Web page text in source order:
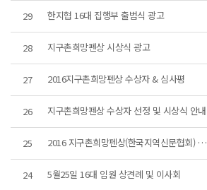
29
한지협 16대 집행부 출범식 광고
28
지구촌희망펜상 시상식 광고
27
2016지구촌희망펜상 수상자 & 심사평
26
지구촌희망펜상 수상자 선정 및 시상식 안내
25
2016 지구촌희망펜상(한국지역신문협회) 시상계획 공고
24
5월25일 16대 임원 상견례 및 이사회